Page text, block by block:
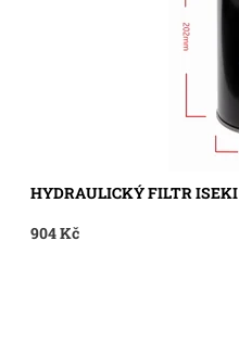
HYDRAULICKÝ FILTR ISEKI
904 Kč